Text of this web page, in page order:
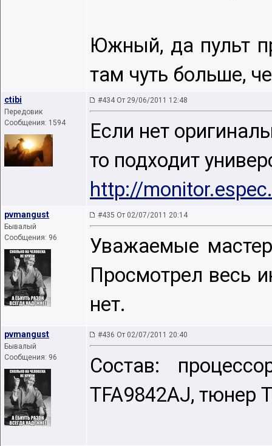
Южный, да пульт
там чуть больше,
ctibi
Передовик
Сообщения: 1594
#434 От 29/06/2011 12:48
Если нет
то подходит
http://
pvmangust
Бывалый
Сообщения: 96
#435 От 02/07/2011 20:14
Уважаемые
Просмотрел весь
нет.
pvmangust
Бывалый
Сообщения: 96
#436 От 02/07/2011 20:40
Состав:
TFA9842AJ, тюнер